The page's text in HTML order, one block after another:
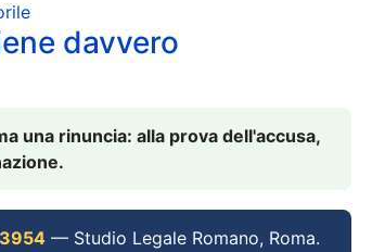
davvero
una rinuncia: alla prova dell'accusa,
— Studio Legale Romano, Roma.